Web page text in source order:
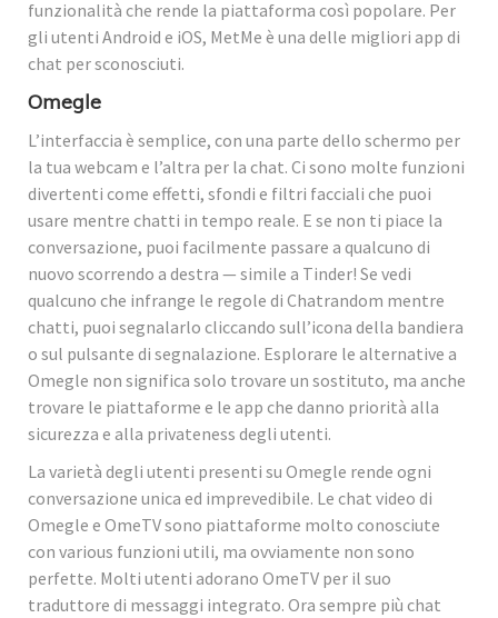
funzionalità che rende la piattaforma così popolare. Per
gli utenti Android e iOS, MetMe è una delle migliori app di
chat per sconosciuti.
Omegle
L’interfaccia è semplice, con una parte dello schermo per
la tua webcam e l’altra per la chat. Ci sono molte funzioni
divertenti come effetti, sfondi e filtri facciali che puoi
usare mentre chatti in tempo reale. E se non ti piace la
conversazione, puoi facilmente passare a qualcuno di
nuovo scorrendo a destra — simile a Tinder! Se vedi
qualcuno che infrange le regole di Chatrandom mentre
chatti, puoi segnalarlo cliccando sull’icona della bandiera
o sul pulsante di segnalazione. Esplorare le alternative a
Omegle non significa solo trovare un sostituto, ma anche
trovare le piattaforme e le app che danno priorità alla
sicurezza e alla privateness degli utenti.
La varietà degli utenti presenti su Omegle rende ogni
conversazione unica ed imprevedibile. Le chat video di
Omegle e OmeTV sono piattaforme molto conosciute
con various funzioni utili, ma ovviamente non sono
perfette. Molti utenti adorano OmeTV per il suo
traduttore di messaggi integrato. Ora sempre più chat